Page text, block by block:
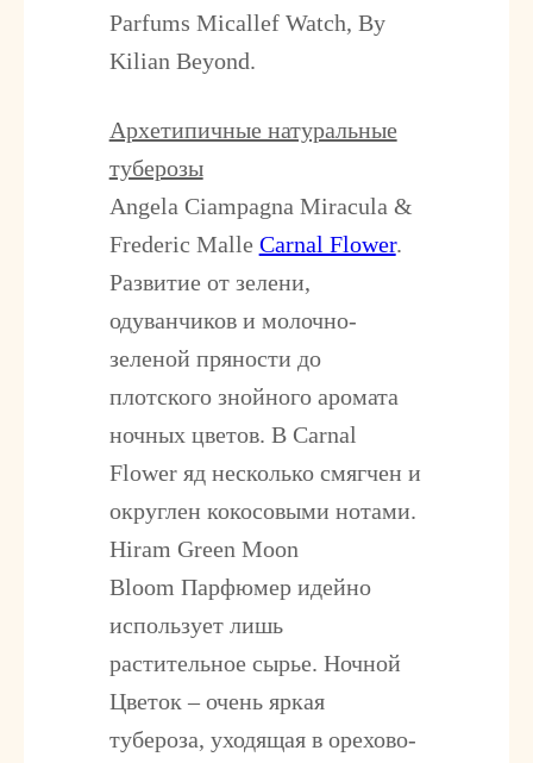
Parfums Micallef Watch, By
Kilian Beyond.
Архетипичные натуральные
туберозы
Angela Ciampagna Miracula &
Frederic Malle Carnal Flower.
Развитие от зелени,
одуванчиков и молочно-
зеленой пряности до
плотского знойного аромата
ночных цветов. В Carnal
Flower яд несколько смягчен и
округлен кокосовыми нотами.
Hiram Green Moon
Bloom Парфюмер идейно
использует лишь
растительное сырье. Ночной
Цветок – очень яркая
тубероза, уходящая в орехово-